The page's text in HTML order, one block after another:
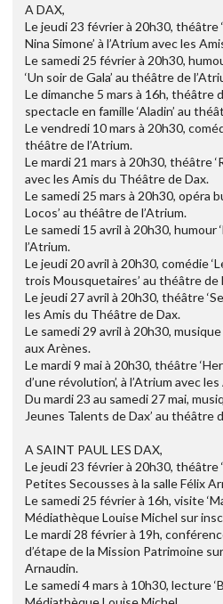
A DAX,
Le jeudi 23 février à 20h30, théâtre
Nina Simone’ à l’Atrium avec les
Le samedi 25 février à 20h30,
‘Un soir de Gala’ au théâtre de
Le dimanche 5 mars à 16h, théâtre
spectacle en famille ‘Aladin’ au
Le vendredi 10 mars à 20h30,
théâtre de l’Atrium.
Le mardi 21 mars à 20h30, théâtre
avec les Amis du Théâtre de Dax.
Le samedi 25 mars à 20h30, opéra
Locos’ au théâtre de l’Atrium.
Le samedi 15 avril à 20h30, humour
l’Atrium.
Le jeudi 20 avril à 20h30, comédie
trois Mousquetaires’ au théâtre de
Le jeudi 27 avril à 20h30, théâtre
les Amis du Théâtre de Dax.
Le samedi 29 avril à 20h30,
aux Arènes.
Le mardi 9 mai à 20h30, théâtre
d’une révolution’, à l’Atrium avec
Du mardi 23 au samedi 27 mai,
Jeunes Talents de Dax’ au théâtre
A SAINT PAUL LES DAX,
Le jeudi 23 février à 20h30, théâtre
Petites Secousses à la salle Félix
Le samedi 25 février à 16h, visite
Médiathèque Louise Michel sur
Le mardi 28 février à 19h,
d’étape de la Mission Patrimoine
Arnaudin.
Le samedi 4 mars à 10h30, lecture